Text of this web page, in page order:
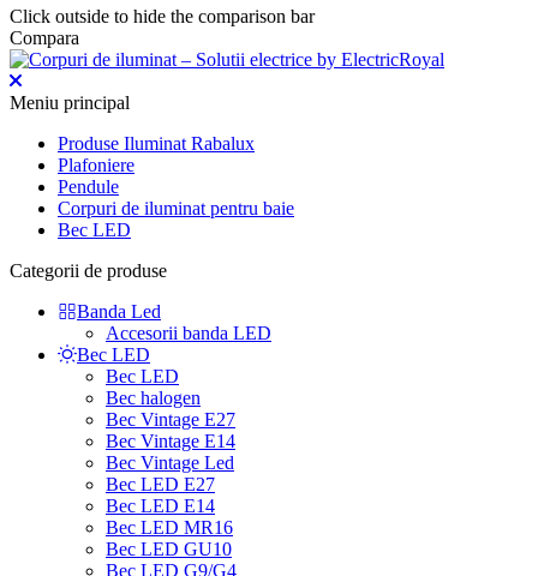
Click outside to hide the comparison bar
Compara
Meniu principal
Produse Iluminat Rabalux
Plafoniere
Pendule
Corpuri de iluminat pentru baie
Bec LED
Categorii de produse
Banda Led
Accesorii banda LED
Bec LED
Bec LED
Bec halogen
Bec Vintage E27
Bec Vintage E14
Bec Vintage Led
Bec LED E27
Bec LED E14
Bec LED MR16
Bec LED GU10
Bec LED G9/G4